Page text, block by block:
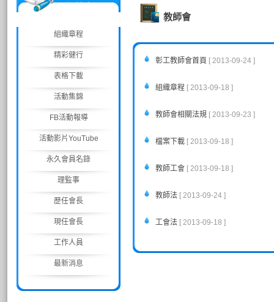
組織章程
精彩健行
表格下載
活動集錦
FB活動報導
活動影片YouTube
永久會員名錄
理監事
歷任會長
現任會長
工作人員
最新消息
教師會
彰工教師會首頁 [ 2013-09-24 ]
組織章程 [ 2013-09-18 ]
教師會相關法規 [ 2013-09-23 ]
檔案下載 [ 2013-09-18 ]
教師工會 [ 2013-09-18 ]
教師法 [ 2013-09-24 ]
工會法 [ 2013-09-18 ]